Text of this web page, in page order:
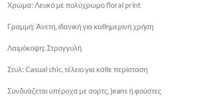
Χρώμα: Λευκό με πολύχρωμο floral print
Γραμμή: Άνετη, ιδανική για καθημερινή χρήση
Λαιμόκοψη: Στρογγυλή
Στυλ: Casual chic, τέλειο για κάθε περίσταση
Συνδυάζεται υπέροχα με σορτς, jeans ή φούστες